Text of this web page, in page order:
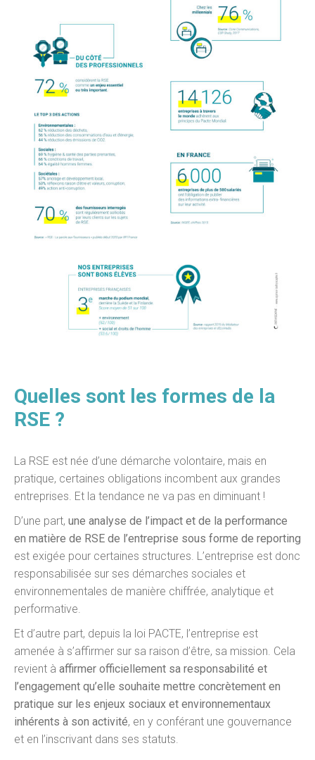
Quelles sont les formes de la
RSE ?
La RSE est née d’une démarche volontaire, mais en
pratique, certaines obligations incombent aux grandes
entreprises. Et la tendance ne va pas en diminuant !
D’une part, une analyse de l’impact et de la performance
en matière de RSE de l’entreprise sous forme de reporting
est exigée pour certaines structures. L’entreprise est donc
responsabilisée sur ses démarches sociales et
environnementales de manière chiffrée, analytique et
performative.
Et d’autre part, depuis la loi PACTE, l’entreprise est
amenée à s’affirmer sur sa raison d’être, sa mission. Cela
revient à affirmer officiellement sa responsabilité et
l’engagement qu’elle souhaite mettre concrètement en
pratique sur les enjeux sociaux et environnementaux
inhérents à son activité, en y conférant une gouvernance
et en l’inscrivant dans ses statuts.